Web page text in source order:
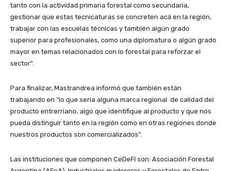
tanto con la actividad primaria forestal como secundaria,
gestionar que estas tecnicaturas se concreten acá en la región,
trabajar con las escuelas técnicas y también algún grado
superior para profesionales, como una diplomatura o algún grado
mayor en temas relacionados con lo forestal para reforzar el
sector”.
Para finalizar, Mastrandrea informó que también están
trabajando en “lo que sería alguna marca regional de calidad del
producto entrerriano, algo que identifique al producto y que nos
pueda distinguir tanto en la región como en otras regiones donde
nuestros productos son comercializados”.
Las instituciones que componen CeDeFI son: Asociación Forestal